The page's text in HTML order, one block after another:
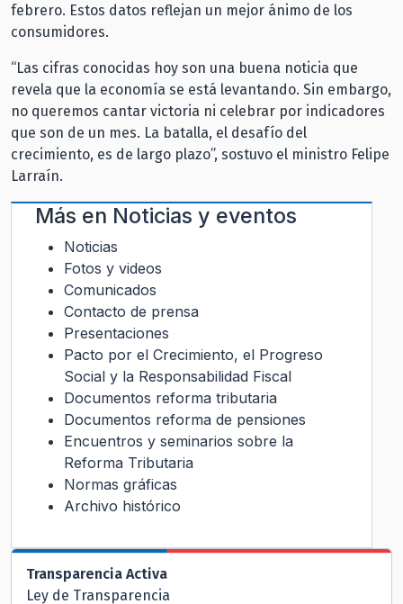
febrero. Estos datos reflejan un mejor ánimo de los
consumidores.
“Las cifras conocidas hoy son una buena noticia que
revela que la economía se está levantando. Sin embargo,
no queremos cantar victoria ni celebrar por indicadores
que son de un mes. La batalla, el desafío del
crecimiento, es de largo plazo”, sostuvo el ministro Felipe
Larraín.
Más en Noticias y eventos
Noticias
Fotos y videos
Comunicados
Contacto de prensa
Presentaciones
Pacto por el Crecimiento, el Progreso
Social y la Responsabilidad Fiscal
Documentos reforma tributaria
Documentos reforma de pensiones
Encuentros y seminarios sobre la
Reforma Tributaria
Normas gráficas
Archivo histórico
Transparencia Activa
Ley de Transparencia